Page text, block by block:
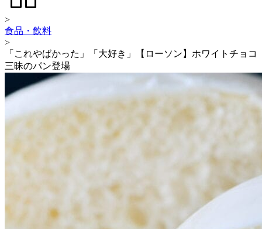
>
食品・飲料
>
「これやばかった」「大好き」【ローソン】ホワイトチョコ
三昧のパン登場